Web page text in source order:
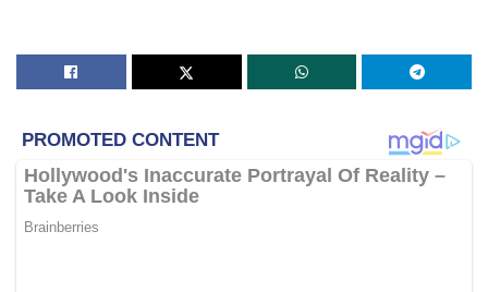
Beliau juga tidak menolak ianya dilakukan oleh orang luar
termasuk Jho Low dan juga ‘orang dalam bank’ sendiri.
“Soal balas kita dengan saksi hari ini sebenarnya akan
menyokong kes pembelaan kita nanti bahawa akuan
Najib sebenarnya telah di manipulasi oleh pihak yang
tidak diberikan oleh Najib.